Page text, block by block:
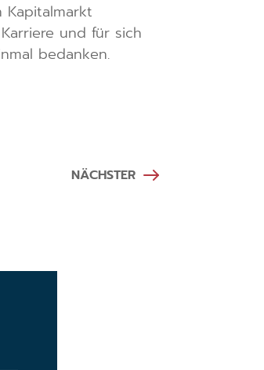
und für sich
bedanken.
NÄCHSTER